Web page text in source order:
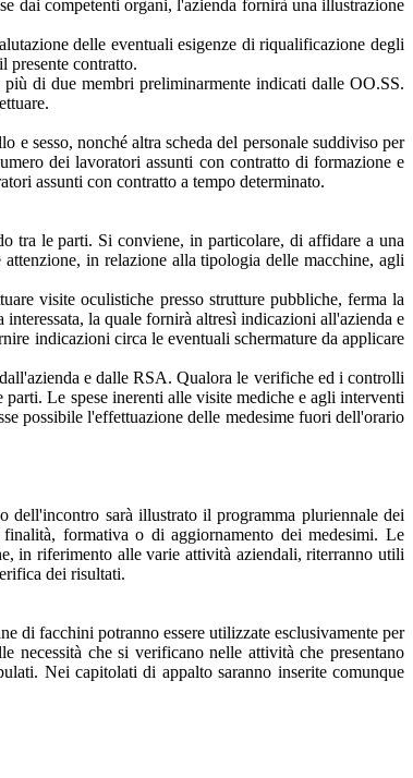
dai competenti organi, l'azienda fornirà una illustrazione
delle eventuali esigenze di riqualificazione degli
presente contratto.
di due membri preliminarmente indicati dalle OO.SS.
e sesso, nonché altra scheda del personale suddiviso per
dei lavoratori assunti con contratto di formazione e
assunti con contratto a tempo determinato.
tra le parti. Si conviene, in particolare, di affidare a una
in relazione alla tipologia delle macchine, agli
visite oculistiche presso strutture pubbliche, ferma la
la quale fornirà altresì indicazioni all'azienda e
indicazioni circa le eventuali schermature da applicare
e dalle RSA. Qualora le verifiche ed i controlli
Le spese inerenti alle visite mediche e agli interventi
possibile l'effettuazione delle medesime fuori dell'orario
dell'incontro sarà illustrato il programma pluriennale dei
formativa o di aggiornamento dei medesimi. Le
in riferimento alle varie attività aziendali, riterranno utili
dei risultati.
di facchini potranno essere utilizzate esclusivamente per
necessità che si verificano nelle attività che presentano
Nei capitolati di appalto saranno inserite comunque